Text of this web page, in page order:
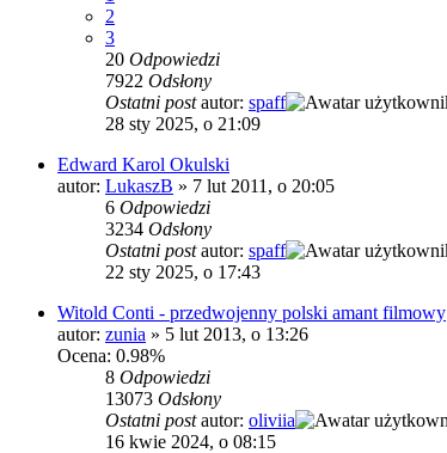
2
3
20 Odpowiedzi
7922 Odsłony
Ostatni postautor: spaff
28 sty 2025, o 21:09
Edward Karol Okulski
autor: LukaszB » 7 lut 2011, o 20:05
6 Odpowiedzi
3234 Odsłony
Ostatni postautor: spaff
22 sty 2025, o 17:43
Witold Conti - przedwojenny polski amant filmowy
autor: zunia » 5 lut 2013, o 13:26
Ocena: 0.98%
8 Odpowiedzi
13073 Odsłony
Ostatni postautor: oliviia
16 kwie 2024, o 08:15